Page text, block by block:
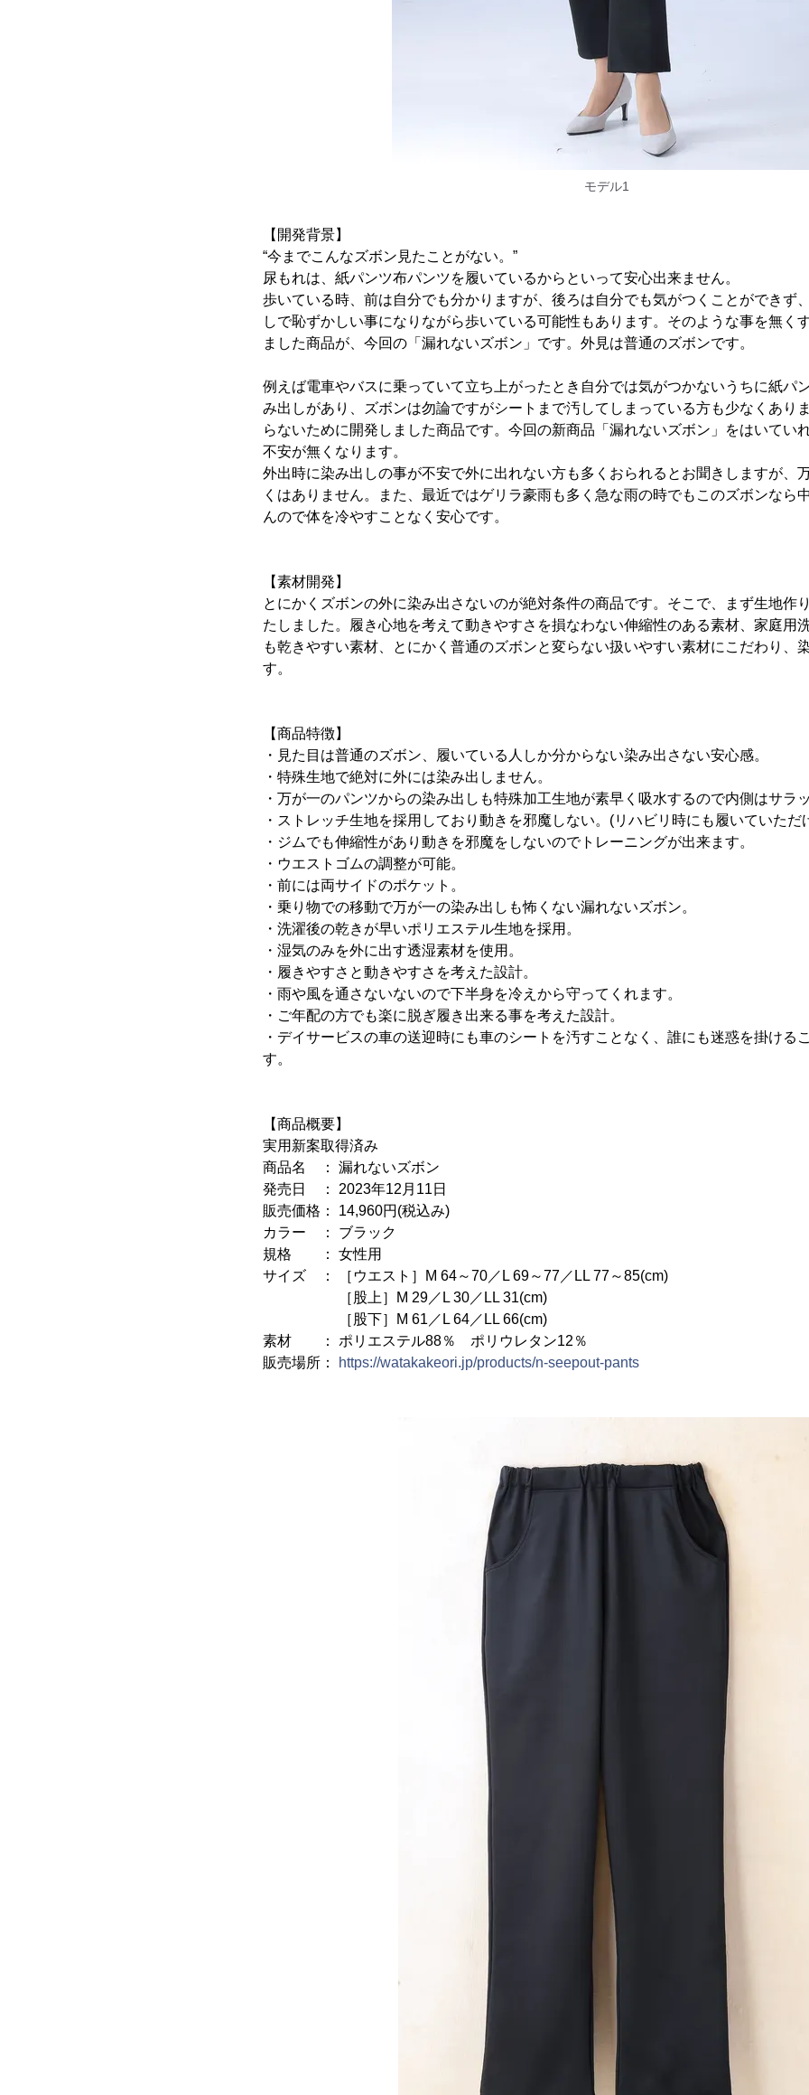
モデル1
【開発背景】
“今までこんなズボン見たことがない。”
尿もれは、紙パンツ布パンツを履いているからといって安心出来ません。
歩いている時、前は自分でも分かりますが、後ろは自分でも気がつくことができず
しで恥ずかしい事になりながら歩いている可能性もあります。そのような事を無く
ました商品が、今回の「漏れないズボン」です。外見は普通のズボンです。
例えば電車やバスに乗っていて立ち上がったとき自分では気がつかないうちに紙パ
み出しがあり、ズボンは勿論ですがシートまで汚してしまっている方も少なくあり
らないために開発しました商品です。今回の新商品「漏れないズボン」をはいてい
不安が無くなります。
外出時に染み出しの事が不安で外に出れない方も多くおられるとお聞きしますが、
くはありません。また、最近ではゲリラ豪雨も多く急な雨の時でもこのズボンなら
んので体を冷やすことなく安心です。
【素材開発】
とにかくズボンの外に染み出さないのが絶対条件の商品です。そこで、まず生地作
たしました。履き心地を考えて動きやすさを損なわない伸縮性のある素材、家庭用
も乾きやすい素材、とにかく普通のズボンと変らない扱いやすい素材にこだわり、
す。
【商品特徴】
・見た目は普通のズボン、履いている人しか分からない染み出さない安心感。
・特殊生地で絶対に外には染み出しません。
・万が一のパンツからの染み出しも特殊加工生地が素早く吸水するので内側はサラッ
・ストレッチ生地を採用しており動きを邪魔しない。(リハビリ時にも履いていただ
・ジムでも伸縮性があり動きを邪魔をしないのでトレーニングが出来ます。
・ウエストゴムの調整が可能。
・前には両サイドのポケット。
・乗り物での移動で万が一の染み出しも怖くない漏れないズボン。
・洗濯後の乾きが早いポリエステル生地を採用。
・湿気のみを外に出す透湿素材を使用。
・履きやすさと動きやすさを考えた設計。
・雨や風を通さないないので下半身を冷えから守ってくれます。
・ご年配の方でも楽に脱ぎ履き出来る事を考えた設計。
・デイサービスの車の送迎時にも車のシートを汚すことなく、誰にも迷惑を掛ける
す。
【商品概要】
実用新案取得済み
商品名 ： 漏れないズボン
発売日 ： 2023年12月11日
販売価格： 14,960円(税込み)
カラー ： ブラック
規格 ： 女性用
サイズ ： ［ウエスト］M 64～70／L 69～77／LL 77～85(cm)
［股上］M 29／L 30／LL 31(cm)
［股下］M 61／L 64／LL 66(cm)
素材 ： ポリエステル88％ ポリウレタン12％
販売場所：
https://watakakeori.jp/products/n-seepout-pants